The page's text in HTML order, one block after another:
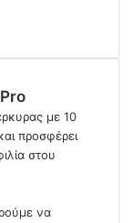
με 10
προσφέρει
στου
να